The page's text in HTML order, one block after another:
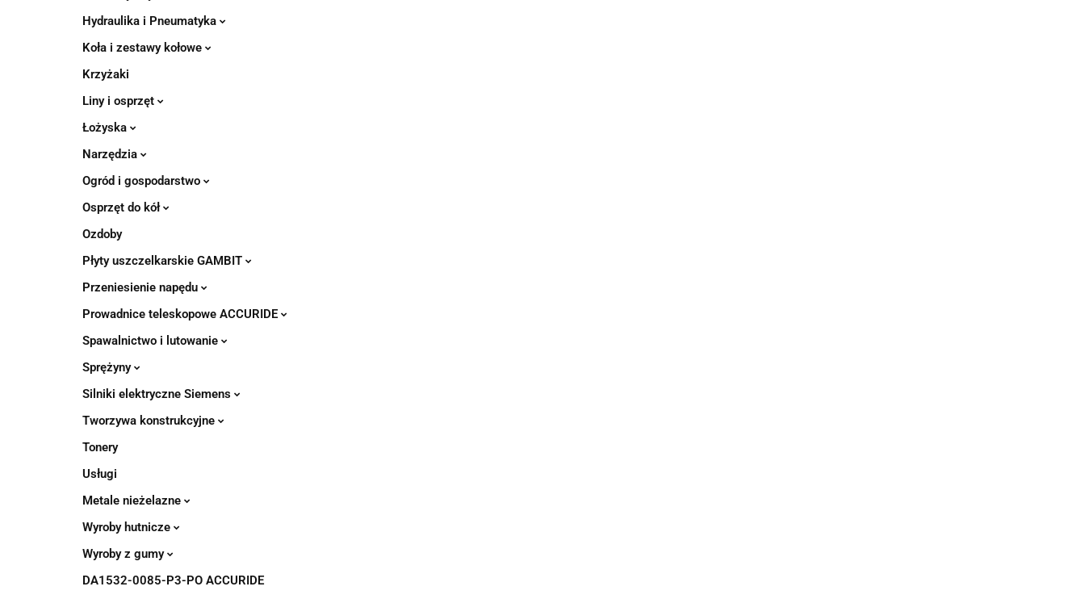
Hydraulika i Pneumatyka
Koła i zestawy kołowe
Krzyżaki
Liny i osprzęt
Łożyska
Narzędzia
Ogród i gospodarstwo
Osprzęt do kół
Ozdoby
Płyty uszczelkarskie GAMBIT
Przeniesienie napędu
Prowadnice teleskopowe ACCURIDE
Spawalnictwo i lutowanie
Sprężyny
Silniki elektryczne Siemens
Tworzywa konstrukcyjne
Tonery
Usługi
Metale nieżelazne
Wyroby hutnicze
Wyroby z gumy
DA1532-0085-P3-PO ACCURIDE